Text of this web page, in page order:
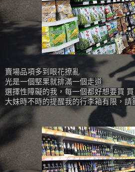
賣場品項多到眼花撩亂
光是一個堅果就排滿一個走道
選擇性障礙的我，每一個都好想要買 買
大妹時不時的提醒我的行李箱有限，請